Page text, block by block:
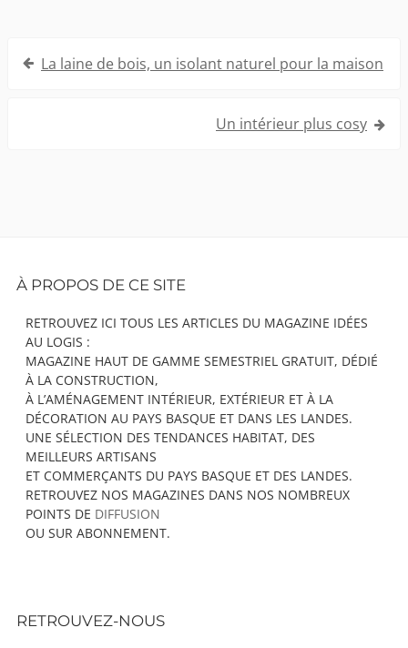
Navigation
La laine de bois, un isolant naturel pour la maison
Un intérieur plus cosy
Content
À PROPOS DE CE SITE
RETROUVEZ ICI TOUS LES ARTICLES DU MAGAZINE IDÉES
AU LOGIS :
MAGAZINE HAUT DE GAMME SEMESTRIEL GRATUIT, DÉDIÉ
À LA CONSTRUCTION,
À L’AMÉNAGEMENT INTÉRIEUR, EXTÉRIEUR ET À LA
DÉCORATION AU PAYS BASQUE ET DANS LES LANDES.
UNE SÉLECTION DES TENDANCES HABITAT, DES
MEILLEURS ARTISANS
ET COMMERÇANTS DU PAYS BASQUE ET DES LANDES.
RETROUVEZ NOS MAGAZINES DANS NOS NOMBREUX
POINTS DE DIFFUSION
OU SUR ABONNEMENT.
RETROUVEZ-NOUS